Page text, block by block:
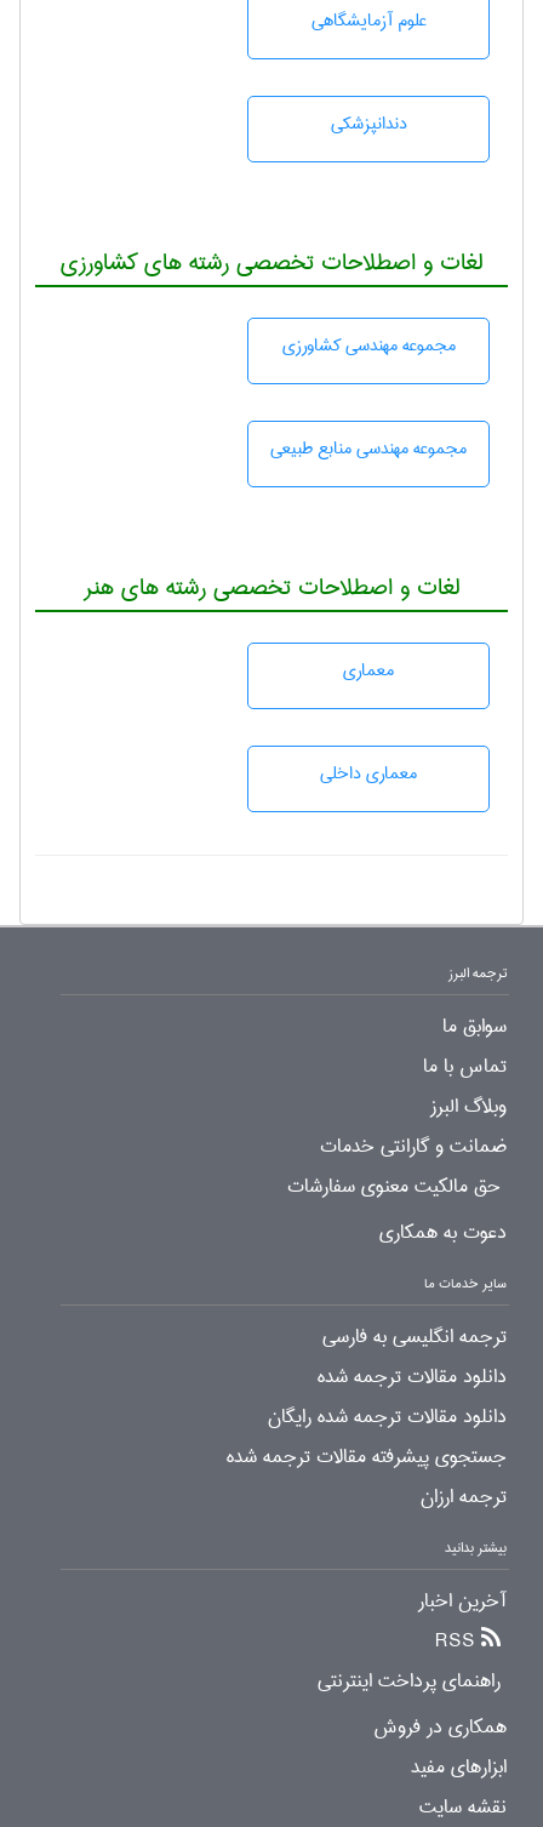
علوم آزمايشگاهی
دندانپزشكی
لغات و اصطلاحات تخصصی رشته های کشاورزی
مجموعه مهندسی كشاورزی
مجموعه مهندسی منابع طبيعی
لغات و اصطلاحات تخصصی رشته های هنر
معماری
معماری داخلی
ترجمه البرز
سوابق ما
تماس با ما
وبلاگ البرز
ضمانت و گارانتی خدمات
حق مالکیت معنوی سفارشات
دعوت به همکاری
سایر خدمات ما
ترجمه انگلیسی به فارسی
دانلود مقالات ترجمه شده
دانلود مقالات ترجمه شده رایگان
جستجوی پیشرفته مقالات ترجمه شده
ترجمه ارزان
بیشتر بدانید
آخرین اخبار
RSS
راهنمای پرداخت اینترنتی
همکاری در فروش
ابزارهای مفید
نقشه سایت